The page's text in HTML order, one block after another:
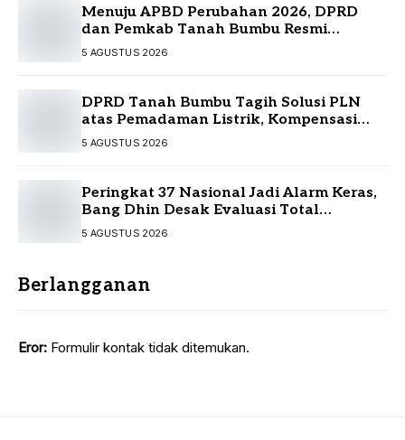
Menuju APBD Perubahan 2026, DPRD
dan Pemkab Tanah Bumbu Resmi
Sepakati KUA-PPAS
5 AGUSTUS 2026
DPRD Tanah Bumbu Tagih Solusi PLN
atas Pemadaman Listrik, Kompensasi
Pelanggan Belum Diputuskan
5 AGUSTUS 2026
Peringkat 37 Nasional Jadi Alarm Keras,
Bang Dhin Desak Evaluasi Total
Pelayanan Investasi Kalsel
5 AGUSTUS 2026
Berlangganan
Eror: Formulir kontak tidak ditemukan.